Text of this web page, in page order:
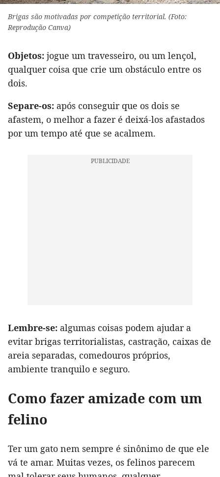
Brigas são motivadas por competição territorial. (Foto:
Reprodução Canva)
Objetos: jogue um travesseiro, ou um lençol,
qualquer coisa que crie um obstáculo entre os
dois.
Separe-os: após conseguir que os dois se
afastem, o melhor a fazer é deixá-los afastados
por um tempo até que se acalmem.
Lembre-se: algumas coisas podem ajudar a
evitar brigas territorialistas, castração, caixas de
areia separadas, comedouros próprios,
ambiente tranquilo e seguro.
Como fazer amizade com um
felino
Ter um gato nem sempre é sinônimo de que ele
vá te amar. Muitas vezes, os felinos parecem